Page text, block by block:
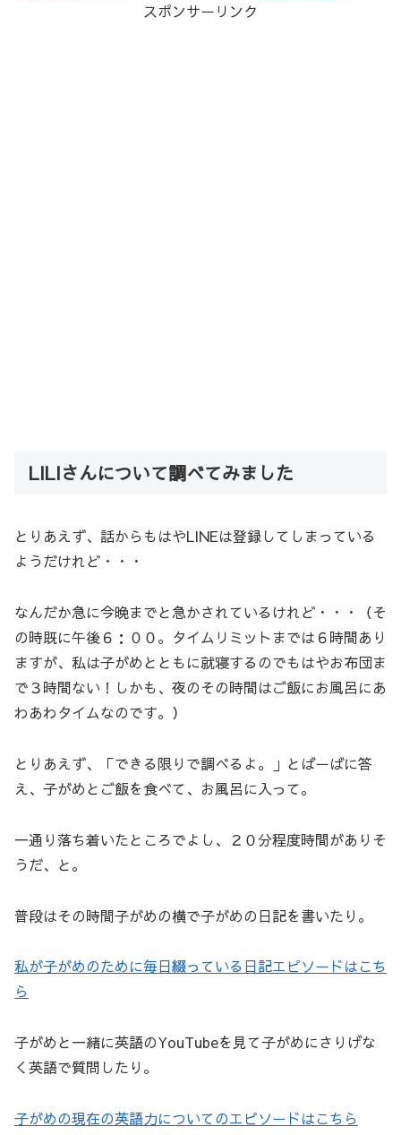
スポンサーリンク
LILIさんについて調べてみました
とりあえず、話からもはやLINEは登録してしまっている
ようだけれど・・・
なんだか急に今晩までと急かされているけれど・・・（そ
の時既に午後６：００。タイムリミットまでは６時間あり
ますが、私は子がめとともに就寝するのでもはやお布団ま
で３時間ない！しかも、夜のその時間はご飯にお風呂にあ
わあわタイムなのです。）
とりあえず、「できる限りで調べるよ。」とばーばに答
え、子がめとご飯を食べて、お風呂に入って。
一通り落ち着いたところでよし、２０分程度時間がありそ
うだ、と。
普段はその時間子がめの横で子がめの日記を書いたり。
私が子がめのために毎日綴っている日記エピソードはこち
ら
子がめと一緒に英語のYouTubeを見て子がめにさりげな
く英語で質問したり。
子がめの現在の英語力についてのエピソードはこちら